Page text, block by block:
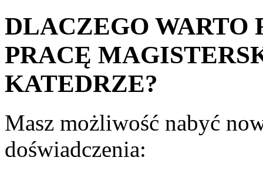
DLACZEGO WARTO
PRACĘ
KATEDRZE?
Masz możliwość nabyć
doświadczenia: